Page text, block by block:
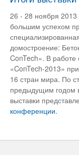
26 - 28 ноября 2013
большим успехом
домостроение:
ConTech». В работе
«ConTech-2013»
16 стран мира. По
предыдущим годом
выставки
конференции.